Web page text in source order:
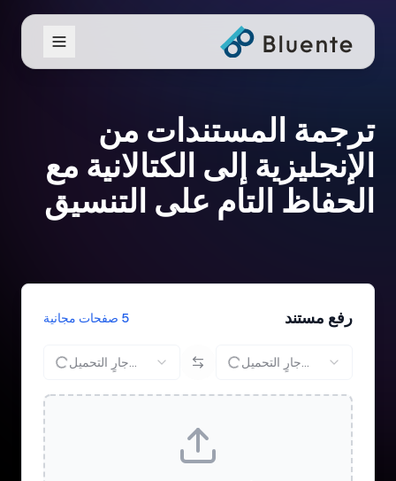
ترجمة المستندات من
الإنجليزية إلى الكتالانية مع
الحفاظ التام على التنسيق
رفع مستند 5 صفحات مجانية
جارٍ التحميل... جارٍ التحميل...